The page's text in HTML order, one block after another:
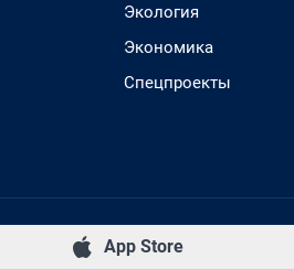
Экология
Экономика
Спецпроекты
App Store